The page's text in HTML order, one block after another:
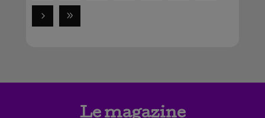
Le magazine